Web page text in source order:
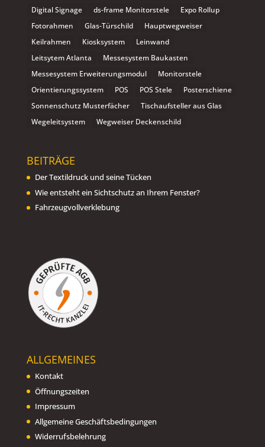
Digital Signage
ds-frame Monitorstele
Expo Rollup
Fotorahmen
Glas-Türschild
Hauptwegweiser
Keilrahmen
Kiosksystem
Leinwand
Leitsytem Atlanta
Messesystem Baukasten
Messesystem Erweiterungsmodul
Monitorstele
Orientierungssystem
POS POS Stele
Posterschiene
Sonnenschutz Musterfächer
Tischaufsteller aus Glas
Wegeleitsystem
Wegweiser Deckenschild
BEITRÄGE
Der Textildruck und seine Tücken
Wie entsteht ein Sichtschutz an Ihrem Fenster?
Fahrzeugvollverklebung
ALLGEMEINES
Kontakt
Öffnungszeiten
Impressum
Allgemeine Geschäftsbedingungen
Widerrufsbelehrung